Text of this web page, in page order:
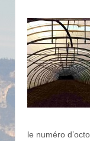
le numéro